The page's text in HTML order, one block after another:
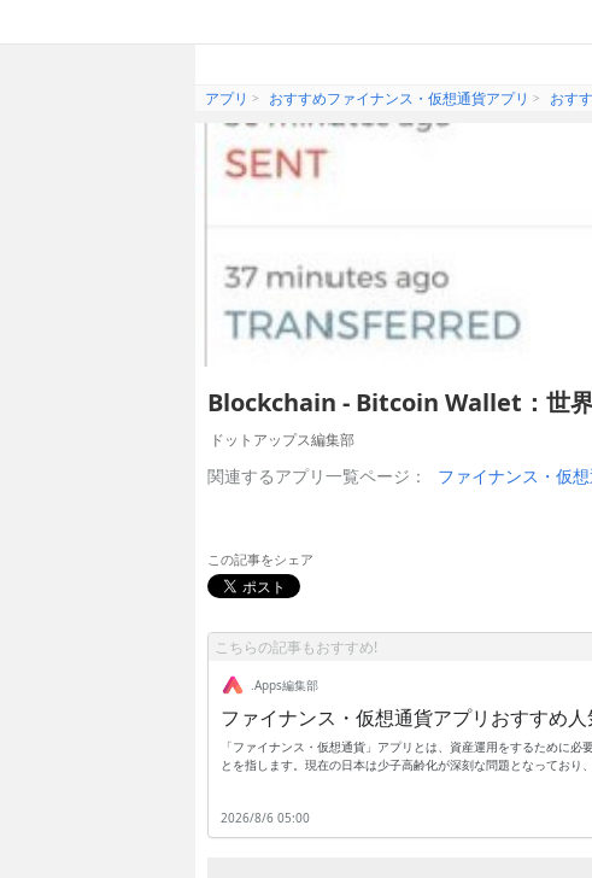
アプリ
おすすめファイナンス・仮想通貨アプリ おす
Blockchain - Bitcoin Wallet：世界
ドットアップス編集部
関連するアプリ一覧ページ： ファイナンス・仮
この記事をシェア
こちらの記事もおすすめ!
.Apps編集部
ファイナンス・仮想通貨アプリおすすめ人
「ファイナンス・仮想通貨」アプリとは、資産運用をするために
とを指します。現在の日本は少子高齢化が深刻な問題となっており
とは、これからの時代を生きる人にとって欠かせないものとなって
用も増えてきており、それらすべてを自力で習得するのは困難です
2026/8/6 05:00